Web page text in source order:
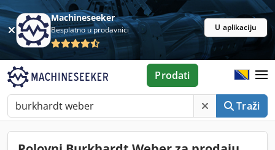
Machineseeker
Besplatno u prodavnici U aplikaciju
Traži
Prodati